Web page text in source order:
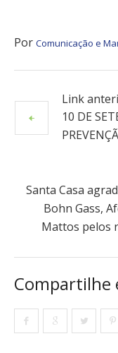
Por Comunicação e
Link
10 DE
Santa Casa
Bohn Gass,
Mattos pelos
Compartilhe